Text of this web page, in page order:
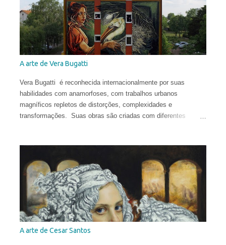
A arte de Vera Bugatti
Vera Bugatti é reconhecida internacionalmente por suas
habilidades com anamorfoses, com trabalhos urbanos
magníficos repletos de distorções, complexidades e
transformações. Suas obras são criadas com diferentes
pesquisa em Mântua com uma tese dedicada aos tratados
heterodoxos do século XVI. Publicou ensaios sobre pesquisa
histórica e iconológica e colaborou com redações.
A arte de Cesar Santos